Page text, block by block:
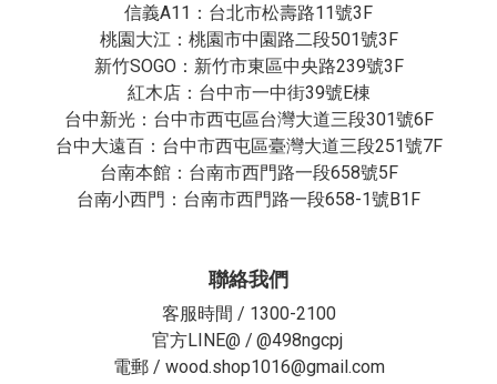
信義A11：台北市松壽路11號3F
桃園大江：桃園市中園路二段501號3F
新竹SOGO：新竹市東區中央路239號3F
紅木店：台中市一中街39號E棟
台中新光：台中市西屯區台灣大道三段301號6F
台中大遠百：台中市西屯區臺灣大道三段251號7F
台南本館：台南市西門路一段658號5F
台南小西門：台南市西門路一段658-1號B1F
聯絡我們
客服時間 / 1300-2100
官方LINE@ / @498ngcpj
電郵 / wood.shop1016@gmail.com